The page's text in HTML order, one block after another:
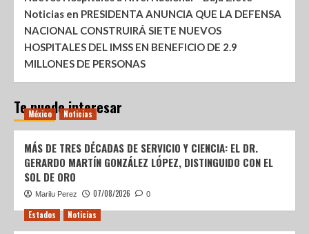
Noticias en PRESIDENTA ANUNCIA QUE LA DEFENSA
NACIONAL CONSTRUIRÁ SIETE NUEVOS
HOSPITALES DEL IMSS EN BENEFICIO DE 2.9
MILLONES DE PERSONAS
Te puede interesar
México Noticias
MÁS DE TRES DÉCADAS DE SERVICIO Y CIENCIA: EL DR.
GERARDO MARTÍN GONZÁLEZ LÓPEZ, DISTINGUIDO CON EL
SOL DE ORO
Marilu Perez 07/08/2026 0
Estados Noticias